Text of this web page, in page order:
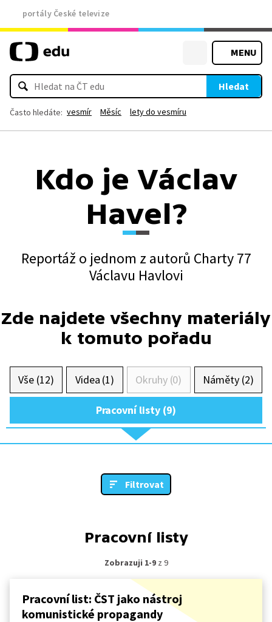
portály České televize
MENU
Hledat
Často hledáte: vesmír Měsíc lety do vesmíru
Kdo je Václav
Havel?
Reportáž o jednom z autorů Charty 77
Václavu Havlovi
Zde najdete všechny materiály
k tomuto pořadu
Vše (12) Videa (1) Okruhy (0) Náměty (2)
Pracovní listy (9)
Filtrovat
Pracovní listy
Zobrazuji 1-9z 9
Pracovní list: ČST jako nástroj
komunistické propagandy